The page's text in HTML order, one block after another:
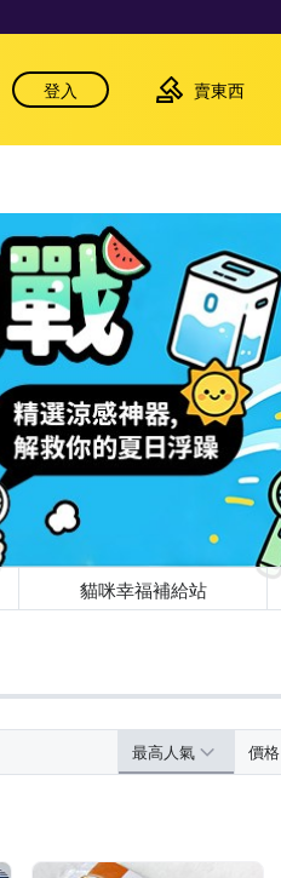
登入 賣東西
貓咪幸福補給站
最高人氣 價格